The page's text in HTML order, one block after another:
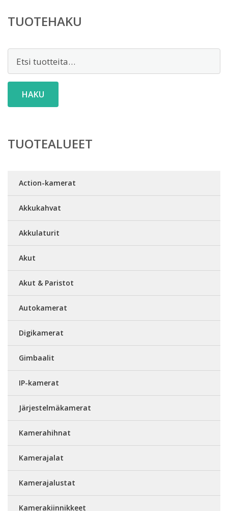
TUOTEHAKU
HAKU
TUOTEALUEET
Action-kamerat
Akkukahvat
Akkulaturit
Akut
Akut & Paristot
Autokamerat
Digikamerat
Gimbaalit
IP-kamerat
Järjestelmäkamerat
Kamerahihnat
Kamerajalat
Kamerajalustat
Kamerakiinnikkeet